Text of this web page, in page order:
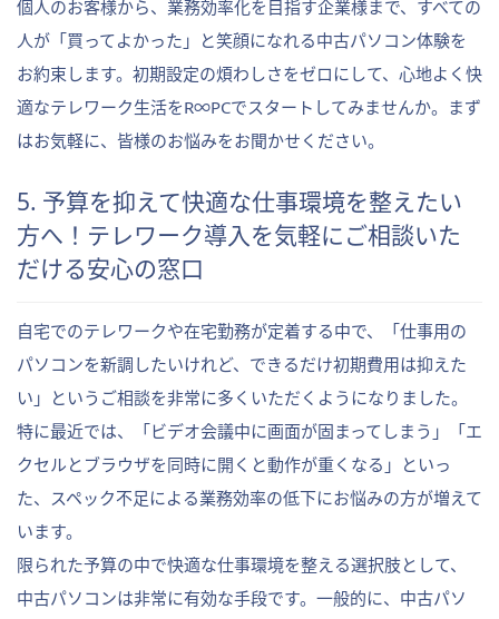
個人のお客様から、業務効率化を目指す企業様まで、すべての
人が「買ってよかった」と笑顔になれる中古パソコン体験を
お約束します。初期設定の煩わしさをゼロにして、心地よく快
適なテレワーク生活をR∞PCでスタートしてみませんか。まず
はお気軽に、皆様のお悩みをお聞かせください。
5. 予算を抑えて快適な仕事環境を整えたい
方へ！テレワーク導入を気軽にご相談いた
だける安心の窓口
自宅でのテレワークや在宅勤務が定着する中で、「仕事用の
パソコンを新調したいけれど、できるだけ初期費用は抑えた
い」というご相談を非常に多くいただくようになりました。
特に最近では、「ビデオ会議中に画面が固まってしまう」「エ
クセルとブラウザを同時に開くと動作が重くなる」といっ
た、スペック不足による業務効率の低下にお悩みの方が増えて
います。
限られた予算の中で快適な仕事環境を整える選択肢として、
中古パソコンは非常に有効な手段です。一般的に、中古パソ